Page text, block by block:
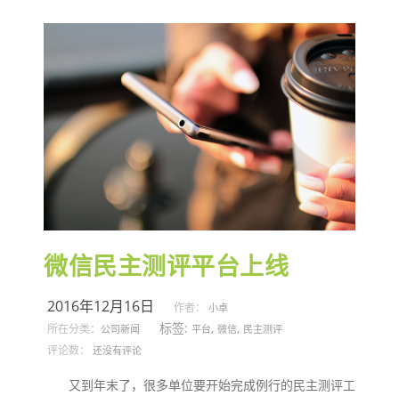
微信民主测评平台上线
2016年12月16日 作者： 小卓
所在分类： 公司新闻 标签: 平台, 微信, 民主测评
评论数： 还没有评论
又到年末了，很多单位要开始完成例行的民主测评工